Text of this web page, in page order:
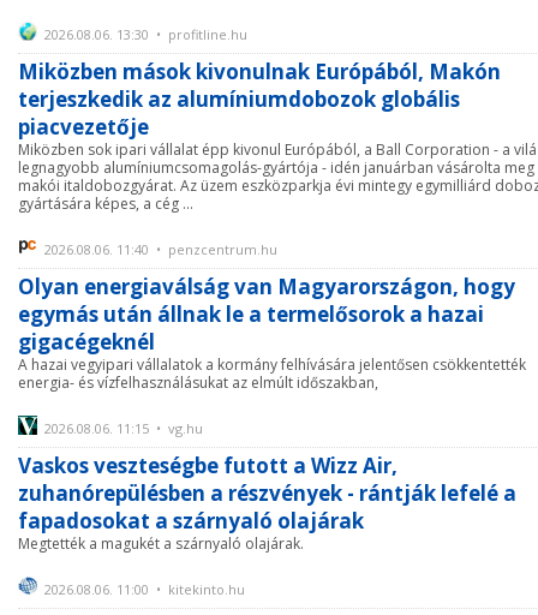
2026.08.06. 13:30 • profitline.hu
Miközben mások kivonulnak Európából, Makón
terjeszkedik az alumíniumdobozok globális
piacvezetője
Miközben sok ipari vállalat épp kivonul Európából, a Ball Corporation - a
legnagyobb alumíniumcsomagolás-gyártója - idén januárban vásárolta meg
makói italdobozgyárat. Az üzem eszközparkja évi mintegy egymilliárd
gyártására képes, a cég ...
2026.08.06. 11:40 • penzcentrum.hu
Olyan energiaválság van Magyarországon, hogy
egymás után állnak le a termelősorok a hazai
gigacégeknél
A hazai vegyipari vállalatok a kormány felhívására jelentősen csökkentették
energia- és vízfelhasználásukat az elmúlt időszakban,
2026.08.06. 11:15 • vg.hu
Vaskos veszteségbe futott a Wizz Air,
zuhanórepülésben a részvények - rántják lefelé a
fapadosokat a szárnyaló olajárak
Megtették a magukét a szárnyaló olajárak.
2026.08.06. 11:00 • kitekinto.hu